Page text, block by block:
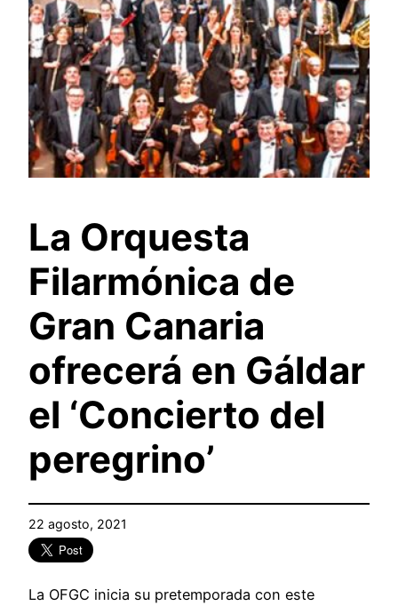
La Orquesta
Filarmónica de
Gran Canaria
ofrecerá en Gáldar
el ‘Concierto del
peregrino’
22 agosto, 2021
La OFGC inicia su pretemporada con este